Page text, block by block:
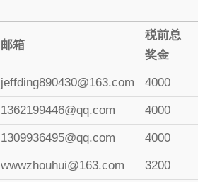
邮箱
税前总
奖金
jeffding890430@163.com 4000
1362199446@qq.com 4000
1309936495@qq.com 4000
wwwzhouhui@163.com 3200